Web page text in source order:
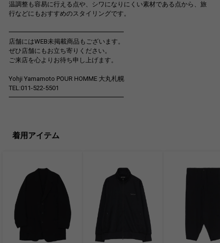
温調整も容易に行える点や、シワになりにくい素材である点から、旅
行などにもおすすめのスタイリングです。
━━━━━━━━━━━━━━━━━━
店舗にはWEB未掲載商品もございます。
ぜひ店舗にもお立ち寄りください。
ご来店を心よりお待ち申し上げます。
Yohji Yamamoto POUR HOMME 大丸札幌
TEL:011-522-5501
━━━━━━━━━━━━━━━━━━
着用アイテム